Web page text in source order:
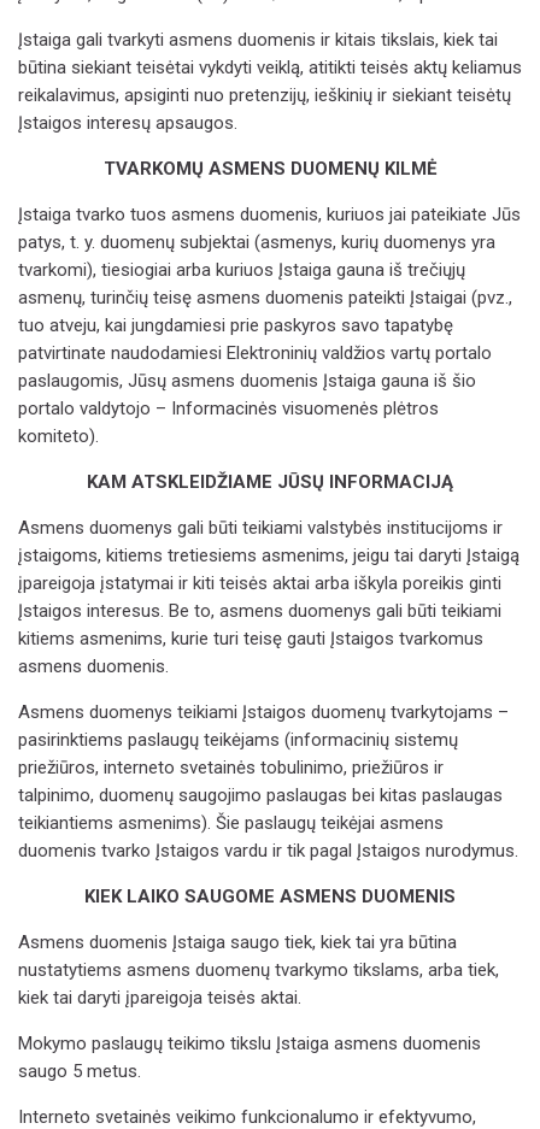
Įstaiga gali tvarkyti asmens duomenis ir kitais tikslais, kiek tai
būtina siekiant teisėtai vykdyti veiklą, atitikti teisės aktų keliamus
reikalavimus, apsiginti nuo pretenzijų, ieškinių ir siekiant teisėtų
Įstaigos interesų apsaugos.
TVARKOMŲ ASMENS DUOMENŲ KILMĖ
Įstaiga tvarko tuos asmens duomenis, kuriuos jai pateikiate Jūs
patys, t. y. duomenų subjektai (asmenys, kurių duomenys yra
tvarkomi), tiesiogiai arba kuriuos Įstaiga gauna iš trečiųjų
asmenų, turinčių teisę asmens duomenis pateikti Įstaigai (pvz.,
tuo atveju, kai jungdamiesi prie paskyros savo tapatybę
patvirtinate naudodamiesi Elektroninių valdžios vartų portalo
paslaugomis, Jūsų asmens duomenis Įstaiga gauna iš šio
portalo valdytojo – Informacinės visuomenės plėtros
komiteto).
KAM ATSKLEIDŽIAME JŪSŲ INFORMACIJĄ
Asmens duomenys gali būti teikiami valstybės institucijoms ir
įstaigoms, kitiems tretiesiems asmenims, jeigu tai daryti Įstaigą
įpareigoja įstatymai ir kiti teisės aktai arba iškyla poreikis ginti
Įstaigos interesus. Be to, asmens duomenys gali būti teikiami
kitiems asmenims, kurie turi teisę gauti Įstaigos tvarkomus
asmens duomenis.
Asmens duomenys teikiami Įstaigos duomenų tvarkytojams –
pasirinktiems paslaugų teikėjams (informacinių sistemų
priežiūros, interneto svetainės tobulinimo, priežiūros ir
talpinimo, duomenų saugojimo paslaugas bei kitas paslaugas
teikiantiems asmenims). Šie paslaugų teikėjai asmens
duomenis tvarko Įstaigos vardu ir tik pagal Įstaigos nurodymus.
KIEK LAIKO SAUGOME ASMENS DUOMENIS
Asmens duomenis Įstaiga saugo tiek, kiek tai yra būtina
nustatytiems asmens duomenų tvarkymo tikslams, arba tiek,
kiek tai daryti įpareigoja teisės aktai.
Mokymo paslaugų teikimo tikslu Įstaiga asmens duomenis
saugo 5 metus.
Interneto svetainės veikimo funkcionalumo ir efektyvumo,